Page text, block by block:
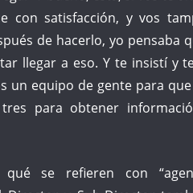
con satisfacción, y vos
de hacerlo, yo pensaba
llegar a eso. Y te insistí y
un equipo de gente para
para obtener
se refieren con